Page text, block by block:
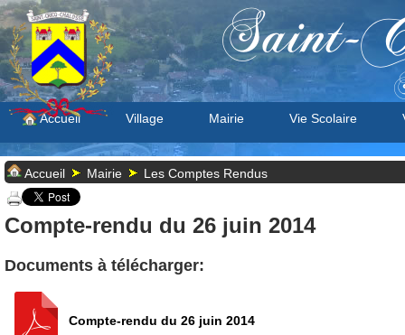
Saint-
Accueil Village Mairie Vie Scolaire
Accueil Mairie Les Comptes Rendus
Compte-rendu du 26 juin 2014
Documents à télécharger:
Compte-rendu du 26 juin 2014